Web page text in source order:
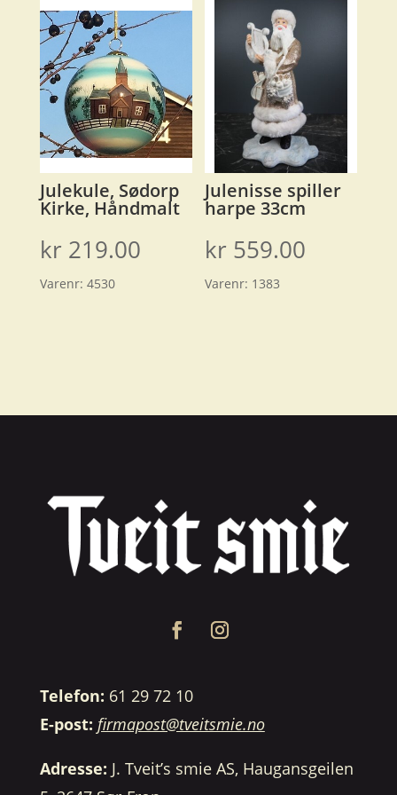
Julekule, Sødorp
Kirke, Håndmalt
kr 219.00
Varenr: 4530
Julenisse spiller
harpe 33cm
kr 559.00
Varenr: 1383
Telefon: 61 29 72 10
E-post: firmapost@tveitsmie.no
Adresse: J. Tveit’s smie AS, Haugansgeilen